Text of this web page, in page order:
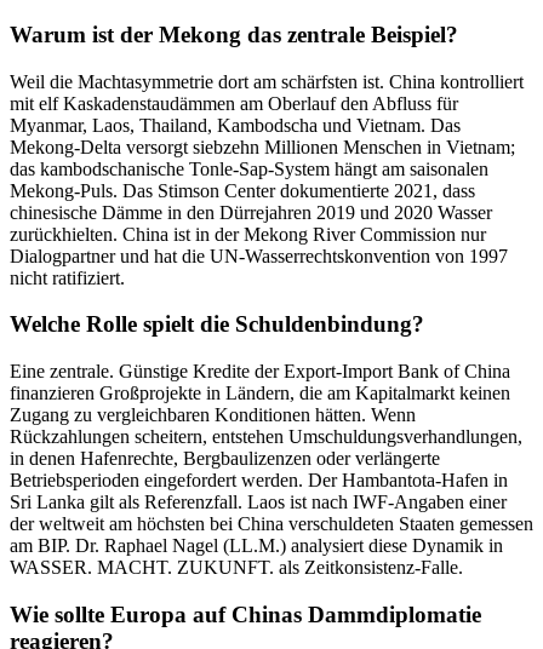
Warum ist der Mekong das zentrale Beispiel?
Weil die Machtasymmetrie dort am schärfsten ist. China kontrolliert
mit elf Kaskadenstaudämmen am Oberlauf den Abfluss für
Myanmar, Laos, Thailand, Kambodscha und Vietnam. Das
Mekong-Delta versorgt siebzehn Millionen Menschen in Vietnam;
das kambodschanische Tonle-Sap-System hängt am saisonalen
Mekong-Puls. Das Stimson Center dokumentierte 2021, dass
chinesische Dämme in den Dürrejahren 2019 und 2020 Wasser
zurückhielten. China ist in der Mekong River Commission nur
Dialogpartner und hat die UN-Wasserrechtskonvention von 1997
nicht ratifiziert.
Welche Rolle spielt die Schuldenbindung?
Eine zentrale. Günstige Kredite der Export-Import Bank of China
finanzieren Großprojekte in Ländern, die am Kapitalmarkt keinen
Zugang zu vergleichbaren Konditionen hätten. Wenn
Rückzahlungen scheitern, entstehen Umschuldungsverhandlungen,
in denen Hafenrechte, Bergbaulizenzen oder verlängerte
Betriebsperioden eingefordert werden. Der Hambantota-Hafen in
Sri Lanka gilt als Referenzfall. Laos ist nach IWF-Angaben einer
der weltweit am höchsten bei China verschuldeten Staaten gemessen
am BIP. Dr. Raphael Nagel (LL.M.) analysiert diese Dynamik in
WASSER. MACHT. ZUKUNFT. als Zeitkonsistenz-Falle.
Wie sollte Europa auf Chinas Dammdiplomatie
reagieren?